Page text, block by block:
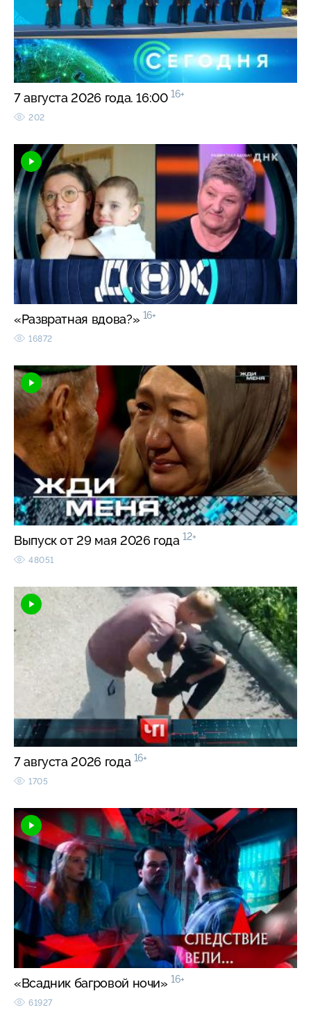
7 августа 2026 года. 16:00 16+
202
«Развратная вдова?» 16+
16872
Выпуск от 29 мая 2026 года 12+
48051
7 августа 2026 года 16+
1705
«Всадник багровой ночи» 16+
61927